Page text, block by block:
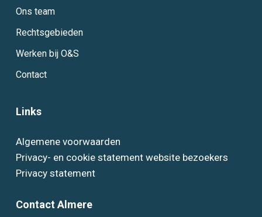
Ons team
Rechtsgebieden
Werken bij O&S
Contact
Links
Algemene voorwaarden
Privacy- en cookie statement website bezoekers
Privacy statement
Contact Almere